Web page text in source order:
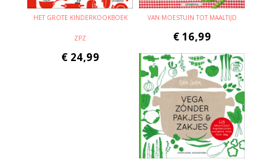
HET GROTE KINDERKOOKBOEK
ZPZ
€ 24,99
VAN MOESTUIN TOT MAALTIJD
€ 16,99